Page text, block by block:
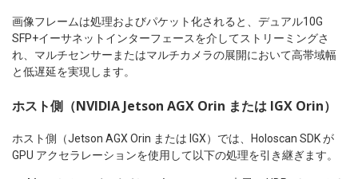
画像フレームは処理およびパケット化されると、デュアル10G
SFP+イーサネットインターフェースを介してストリーミングさ
れ、マルチセンサーまたはマルチカメラの展開において高帯域幅
と低遅延を実現します。
ホスト側（NVIDIA Jetson AGX Orin または IGX Orin）
ホスト側（Jetson AGX Orin または IGX）では、Holoscan SDK が
GPU アクセラレーションを使用して以下の処理を引き継ぎます。